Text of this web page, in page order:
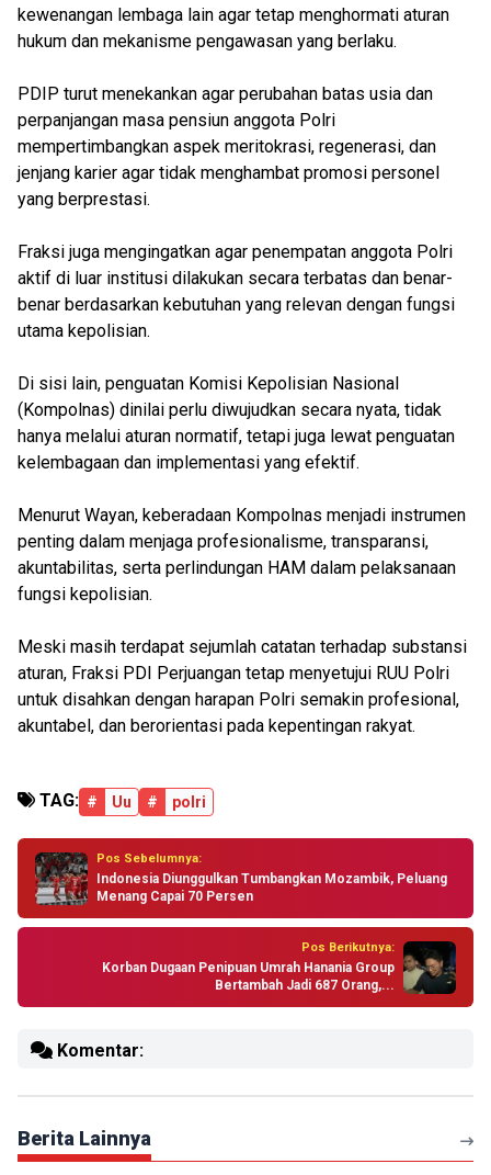
kewenangan lembaga lain agar tetap menghormati aturan
hukum dan mekanisme pengawasan yang berlaku.
PDIP turut menekankan agar perubahan batas usia dan
perpanjangan masa pensiun anggota Polri
mempertimbangkan aspek meritokrasi, regenerasi, dan
jenjang karier agar tidak menghambat promosi personel
yang berprestasi.
Fraksi juga mengingatkan agar penempatan anggota Polri
aktif di luar institusi dilakukan secara terbatas dan benar-
benar berdasarkan kebutuhan yang relevan dengan fungsi
utama kepolisian.
Di sisi lain, penguatan Komisi Kepolisian Nasional
(Kompolnas) dinilai perlu diwujudkan secara nyata, tidak
hanya melalui aturan normatif, tetapi juga lewat penguatan
kelembagaan dan implementasi yang efektif.
Menurut Wayan, keberadaan Kompolnas menjadi instrumen
penting dalam menjaga profesionalisme, transparansi,
akuntabilitas, serta perlindungan HAM dalam pelaksanaan
fungsi kepolisian.
Meski masih terdapat sejumlah catatan terhadap substansi
aturan, Fraksi PDI Perjuangan tetap menyetujui RUU Polri
untuk disahkan dengan harapan Polri semakin profesional,
akuntabel, dan berorientasi pada kepentingan rakyat.
TAG: # Uu # polri
Pos Sebelumnya:
Indonesia Diunggulkan Tumbangkan Mozambik, Peluang
Menang Capai 70 Persen
Pos Berikutnya:
Korban Dugaan Penipuan Umrah Hanania Group
Bertambah Jadi 687 Orang,...
Komentar:
Berita Lainnya